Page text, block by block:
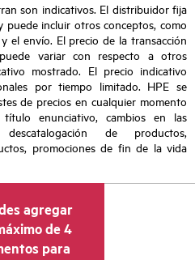
son indicativos. El distribuidor fija
puede incluir otros conceptos, como
el envío. El precio de la transacción
variar con respecto a otros
mostrado. El precio indicativo
por tiempo limitado. HPE se
de precios en cualquier momento
enunciativo, cambios en las
de productos,
promociones de fin de la vida
agregar
de 4
para